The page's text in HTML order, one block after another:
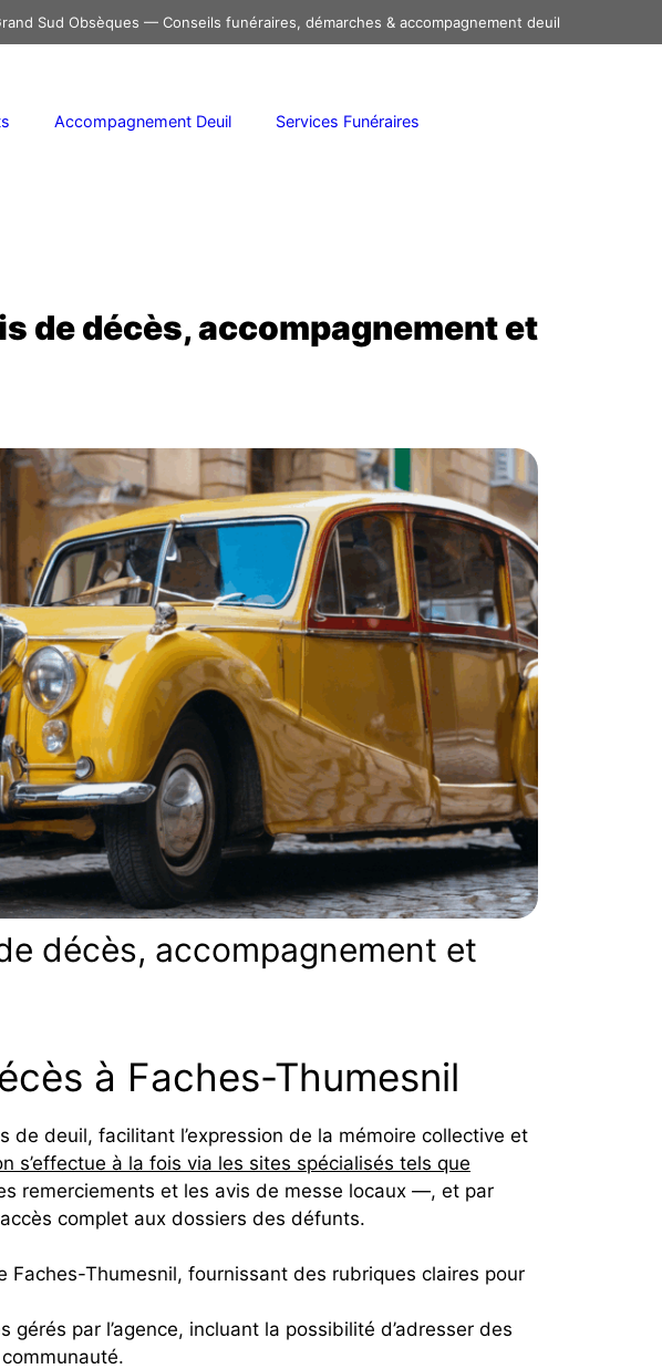
Sud Obsèques — Conseils funéraires, démarches & accompagnement deuil
Accompagnement Deuil Services Funéraires
de décès, accompagnement et
décès, accompagnement et
à Faches-Thumesnil
deuil, facilitant l’expression de la mémoire collective et
s’effectue à la fois via les sites spécialisés tels que
remerciements et les avis de messe locaux —, et par
complet aux dossiers des défunts.
Faches-Thumesnil, fournissant des rubriques claires pour
par l’agence, incluant la possibilité d’adresser des